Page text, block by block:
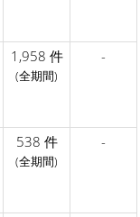
1,958 件
(全期間)
-
538 件
(全期間)
-